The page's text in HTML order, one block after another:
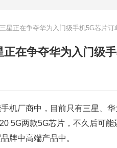
星正在争夺华为入门级手机5G芯片订
在争夺华为入门级
机厂商中，目前只有三星、
5G两款5G芯片，不久后可
牌中高端产品中。